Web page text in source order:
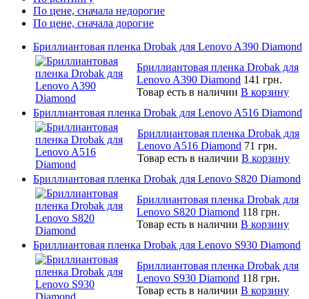
По цене, сначала недорогие
По цене, сначала дорогие
Бриллиантовая пленка Drobak для Lenovo A390 Diamond
Бриллиантовая пленка Drobak для
Lenovo A390 Diamond 141 грн.
Товар есть в наличии В корзину
Бриллиантовая пленка Drobak для Lenovo A516 Diamond
Бриллиантовая пленка Drobak для
Lenovo A516 Diamond 71 грн.
Товар есть в наличии В корзину
Бриллиантовая пленка Drobak для Lenovo S820 Diamond
Бриллиантовая пленка Drobak для
Lenovo S820 Diamond 118 грн.
Товар есть в наличии В корзину
Бриллиантовая пленка Drobak для Lenovo S930 Diamond
Бриллиантовая пленка Drobak для
Lenovo S930 Diamond 118 грн.
Товар есть в наличии В корзину